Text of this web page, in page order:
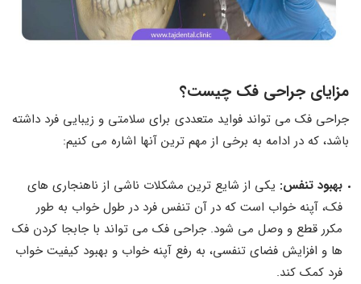
مزایای جراحی فک چیست؟
جراحی فک می تواند فواید متعددی برای سلامتی و زیبایی فرد داشته
باشد، که در ادامه به برخی از مهم ترین آنها اشاره می کنیم:
بهبود تنفس: یکی از شایع ترین مشکلات ناشی از ناهنجاری های
فک، آپنه خواب است که در آن تنفس فرد در طول خواب به طور
مکرر قطع و وصل می شود. جراحی فک می تواند با جابجا کردن فک
ها و افزایش فضای تنفسی، به رفع آپنه خواب و بهبود کیفیت خواب
فرد کمک کند.